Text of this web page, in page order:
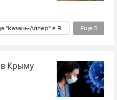
Еще 5
Крушение пассажирского поезда "Казань-Адлер" в Волгоградской области
в Крыму